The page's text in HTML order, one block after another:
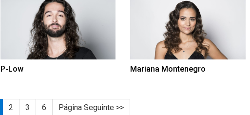
P-Low Mariana Montenegro
2 3 6 Página Seguinte >>